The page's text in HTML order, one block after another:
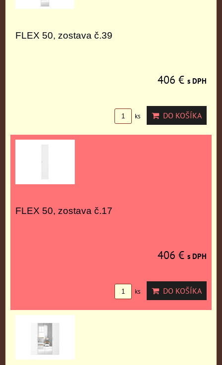
FLEX 50, zostava č.39
406 € s DPH
ks DO KOŠÍKA
FLEX 50, zostava č.17
406 € s DPH
ks DO KOŠÍKA